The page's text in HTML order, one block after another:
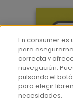
En consumer.es
para
correcta y
navegación.
pulsando el
para elegir
necesidades.